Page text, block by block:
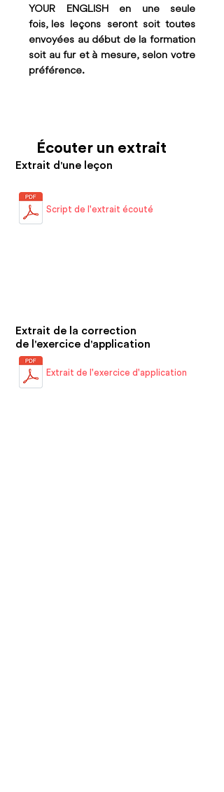
YOUR ENGLISH en une seule
fois, les leçons seront soit toutes
envoyées au début de la formation
soit au fur et à mesure, selon votre
préférence.
Écouter un extrait
Extrait d'une leçon
Script de l'extrait écouté
Extrait de la correction
de l'exercice d'application
Extrait de l'exercice d'application